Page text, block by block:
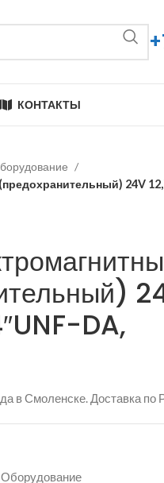
КОНТАКТЫ
24V
DA,
в Смоленске. Доставка по